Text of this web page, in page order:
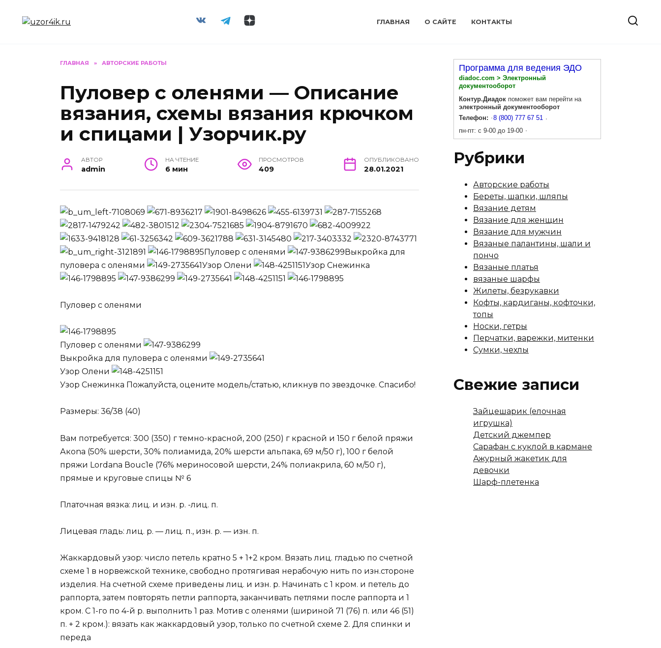
содержанию
ГЛАВНАЯ О САЙТЕ КОНТАКТЫ
ГЛАВНАЯ » АВТОРСКИЕ РАБОТЫ
Пуловер с оленями — Описание
вязания, схемы вязания крючком
и спицами | Узорчик.ру
АВТОР
admin
НА ЧТЕНИЕ
6 мин
ПРОСМОТРОВ
409
ОПУБЛИКОВАНО
28.01.2021
Пуловер с оленями
Выкройка для
пуловера с оленями
Узор Олени Узор Снежинка
Пуловер с оленями
Пуловер с оленями
Выкройка для пуловера с оленями
Узор Олени
Узор Снежинка Пожалуйста, оцените модель/статью, кликнув по звездочке. Спасибо!
Размеры: 36/38 (40)
Вам потребуется: 300 (350) г темно-красной, 200 (250) г красной и 150 г белой пряжи
Акоnа (50% шерсти, 30% полиамида, 20% шерсти альпака, 69 м/50 г), 100 г белой
пряжи Lordana Воuс1е (76% мериносовой шерсти, 24% полиакрила, 60 м/50 г),
прямые и круговые спицы № 6
Платочная вязка: лиц. и изн. р. -лиц. п.
Лицевая гладь: лиц. р. — лиц. п., изн. р. — изн. п.
Жаккардовый узор: число петель кратно 5 + 1+2 кром. Вязать лиц. гладью по счетной
схеме 1 в норвежской технике, свободно протягивая нерабочую нить по изн.стороне
изделия. На счетной схеме приведены лиц. и изн. р. Начинать с 1 кром. и петель до
раппорта, затем повторять петли раппорта, заканчивать петлями после раппорта и 1
кром. С 1-го по 4-й р. выполнить 1 раз. Мотив с оленями (шириной 71 (76) п. или 46 (51)
п. + 2 кром.): вязать как жаккардовый узор, только по счетной схеме 2. Для спинки и
переда
Программа для ведения ЭДО
diadoc.com > Электронный
документооборот
Контур.Диадок поможет вам перейти на
электронный документооборот
Телефон:
8 (800) 777 67 51
пн-пт: с 9-00 до 19-00
Рубрики
Авторские работы
Береты, шапки, шляпы
Вязание детям
Вязание для женщин
Вязание для мужчин
Вязаные палантины, шали и
пончо
Вязаные платья
вязаные шарфы
Жилеты, безрукавки
Кофты, кардиганы, кофточки,
топы
Носки, гетры
Перчатки, варежки, митенки
Сумки, чехлы
Свежие записи
Зайцешарик (елочная
игрушка)
Детский джемпер
Сарафан с куклой в кармане
Ажурный жакетик для
девочки
Шарф-плетенка